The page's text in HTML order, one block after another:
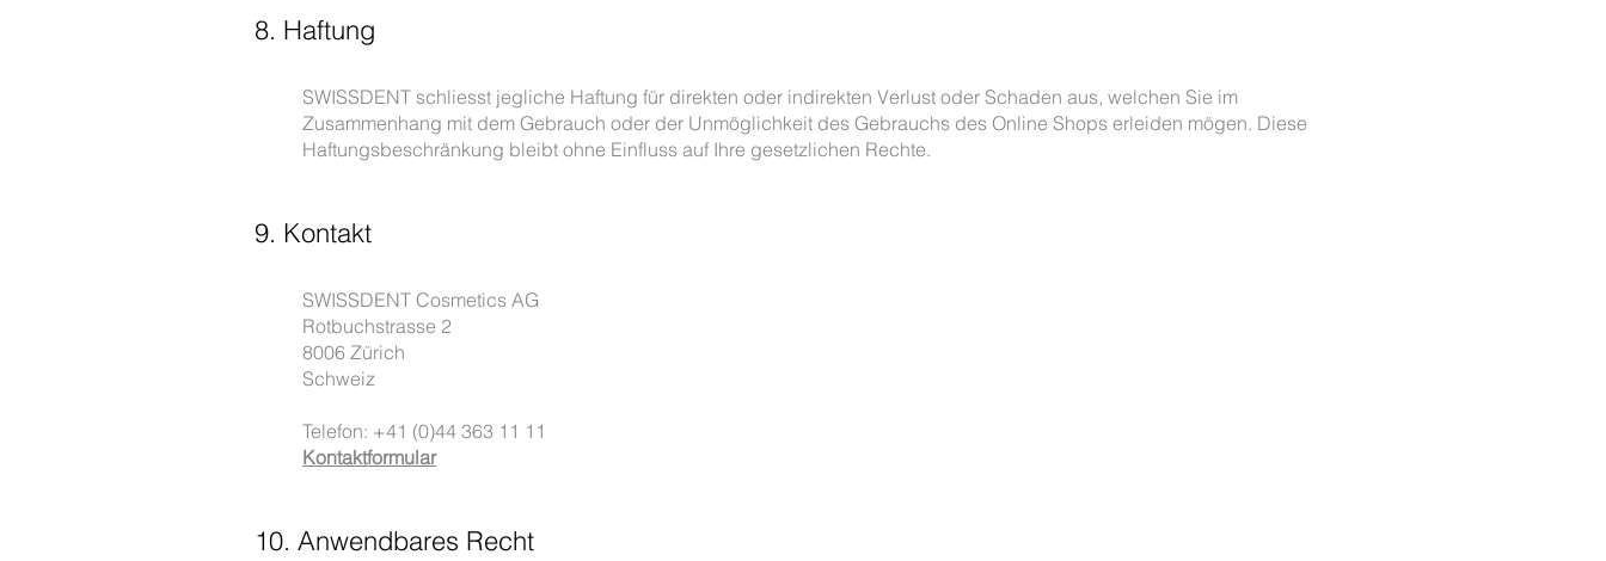
8. Haftung
SWISSDENT schliesst jegliche Haftung für direkten oder indirekten Verlust oder Schaden aus, welchen Sie im
Zusammenhang mit dem Gebrauch oder der Unmöglichkeit des Gebrauchs des Online Shops erleiden mögen. Diese
Haftungsbeschränkung bleibt ohne Einfluss auf Ihre gesetzlichen Rechte.
9. Kontakt
SWISSDENT Cosmetics AG
Rotbuchstrasse 2
8006 Zürich
Schweiz
Telefon: +41 (0)44 363 11 11
Kontaktformular
10. Anwendbares Recht